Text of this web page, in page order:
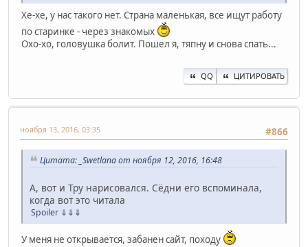
Хе-хе, у нас такого нет. Страна маленькая, все ищут работу
по старинке - через знакомых
Охо-хо, головушка болит. Пошел я, тяпну и снова спать...
QQ ЦИТИРОВАТЬ
#866
ноября 13, 2016, 03:35
Цитата: _Swetlana от ноября 12, 2016, 16:48
А, вот и Тру нарисовался. Сёдни его вспоминала,
когда вот это читала
Spoiler ⇓⇓⇓
У меня не открывается, забанен сайт, походу